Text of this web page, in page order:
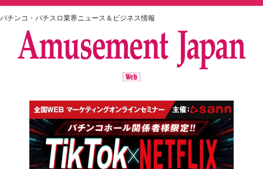
パチンコ・パチスロ業界ニュース＆ビジネス情報